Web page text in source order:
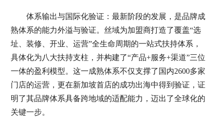
体系输出与国际化验证：最新阶段的发展，是品牌成
熟体系的能力外溢与验证。丝域为加盟商打造了覆盖“选
址、装修、开业、运营”全生命周期的一站式扶持体系，
具体化为八大扶持支柱，并构建了“产品+服务+渠道”三位
一体的盈利模型。这一成熟体系不仅支撑了国内2600多家
门店的运营，更在新加坡首店的成功出海中得到验证，证
明了其品牌体系具备跨地域的适配能力，迈出了全球化的
关键一步。